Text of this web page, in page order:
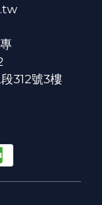
312號3樓